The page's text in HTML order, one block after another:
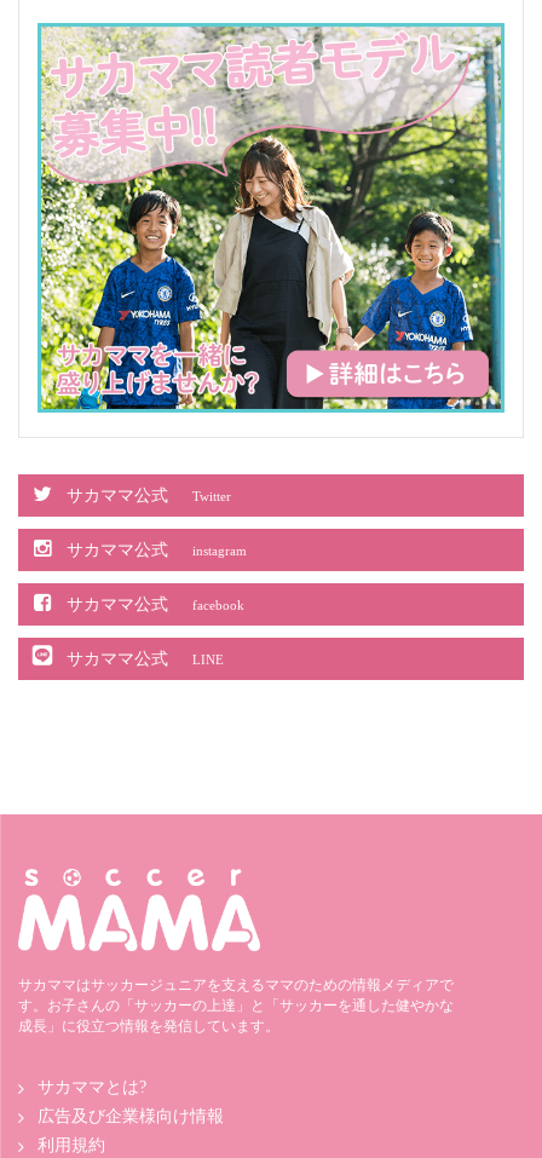
サカママ公式 Twitter
サカママ公式 instagram
サカママ公式 facebook
サカママ公式 LINE
サカママはサッカージュニアを支えるママのための情報メディアで
す。お子さんの「サッカーの上達」と「サッカーを通した健やかな
成長」に役立つ情報を発信しています。
サカママとは?
広告及び企業様向け情報
利用規約